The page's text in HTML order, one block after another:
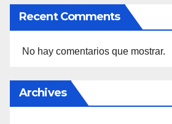
Recent Comments
No hay comentarios que mostrar.
Archives